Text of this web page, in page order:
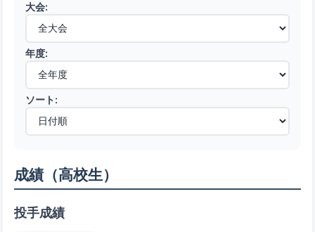
大会:
年度:
ソート:
成績（高校生）
投手成績